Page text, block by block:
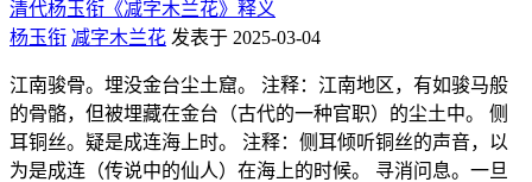
清代杨玉衔《减字木兰花》释义
杨玉衔 减字木兰花 发表于 2025-03-04
江南骏骨。埋没金台尘土窟。 注释：江南地区，有如骏马般
的骨骼，但被埋藏在金台（古代的一种官职）的尘土中。 侧
耳铜丝。疑是成连海上时。 注释：侧耳倾听铜丝的声音，以
为是成连（传说中的仙人）在海上的时候。 寻消问息。一旦